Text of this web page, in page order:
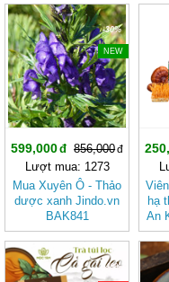
-30%
NEW
599,000
856,000
Lượt mua: 1273
Mua Xuyên Ô - Thảo
dược xanh Jindo.vn
BAK841
hạ
An
đặc
từ
-40%